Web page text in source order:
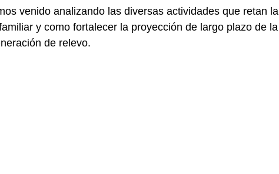
venido analizando las diversas actividades que retan la
y como fortalecer la proyección de largo plazo de la
de relevo.